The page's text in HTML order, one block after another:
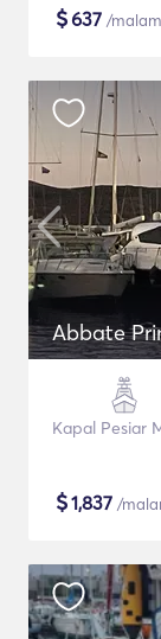
$637 /malam
Abbate
Kapal Pesiar
$1,837 /